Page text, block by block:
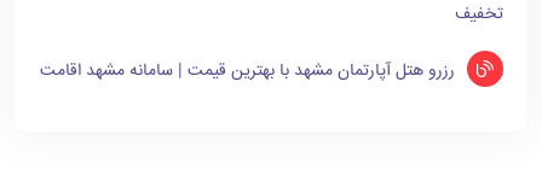
تخفیف
رزرو هتل آپارتمان مشهد با بهترین قیمت | سامانه مشهد اقامت